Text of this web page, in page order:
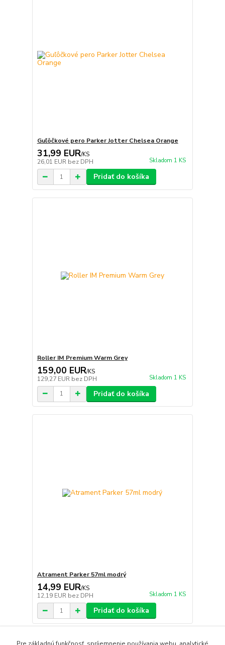
Guľôčkové pero Parker Jotter Chelsea Orange
31,99 EUR/KS
26,01 EUR bez DPH Skladom 1 KS
Pridať do košíka
Roller IM Premium Warm Grey
159,00 EUR/KS
129,27 EUR bez DPH Skladom 1 KS
Pridať do košíka
Atrament Parker 57ml modrý
14,99 EUR/KS
12,19 EUR bez DPH Skladom 1 KS
Pridať do košíka